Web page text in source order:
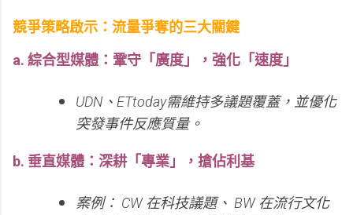
競爭策略啟示：流量爭奪的三大關鍵
a. 綜合型媒體：鞏守「廣度」，強化「速度」
UDN、ETtoday需維持多議題覆蓋，並優化
突發事件反應質量。
b. 垂直媒體：深耕「專業」，搶佔利基
案例： CW 在科技議題、 BW 在流行文化